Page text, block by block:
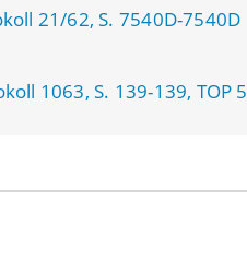
21/62, S. 7540D-7540D
1063, S. 139-139, TOP 5